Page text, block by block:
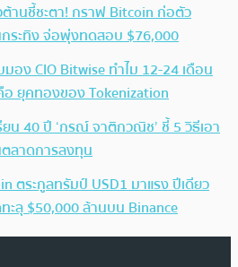
านชี้ชะตา! กราฟ Bitcoin ก่อตัว
ระทิง จ่อพุ่งทดสอบ $76,000
มอง CIO Bitwise ทำไม 12-24 เดือน
ยุคทองของ Tokenization
น 40 ปี ‘กรณ์ จาติกวณิช’ ชี้ 5 วิธีเอา
ลาดการลงทุน
ตระกูลทรัมป์ USD1 มาแรง ปีเดียว
ะลุ $50,000 ล้านบน Binance